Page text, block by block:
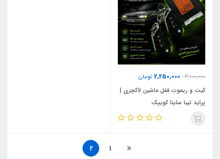
3,100,000
2,250,000 تومان
کیت و ریموت قفل ماشین لاکچری |
پراید تیبا ساینا کوییک
1
2